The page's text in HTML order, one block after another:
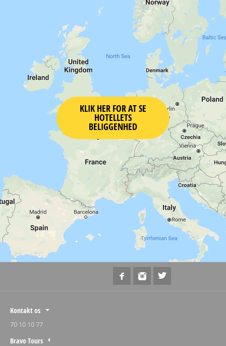
KLIK HER FOR AT SE
HOTELLETS
BELIGGENHED
Kontakt os
70 10 10 77
Bravo Tours